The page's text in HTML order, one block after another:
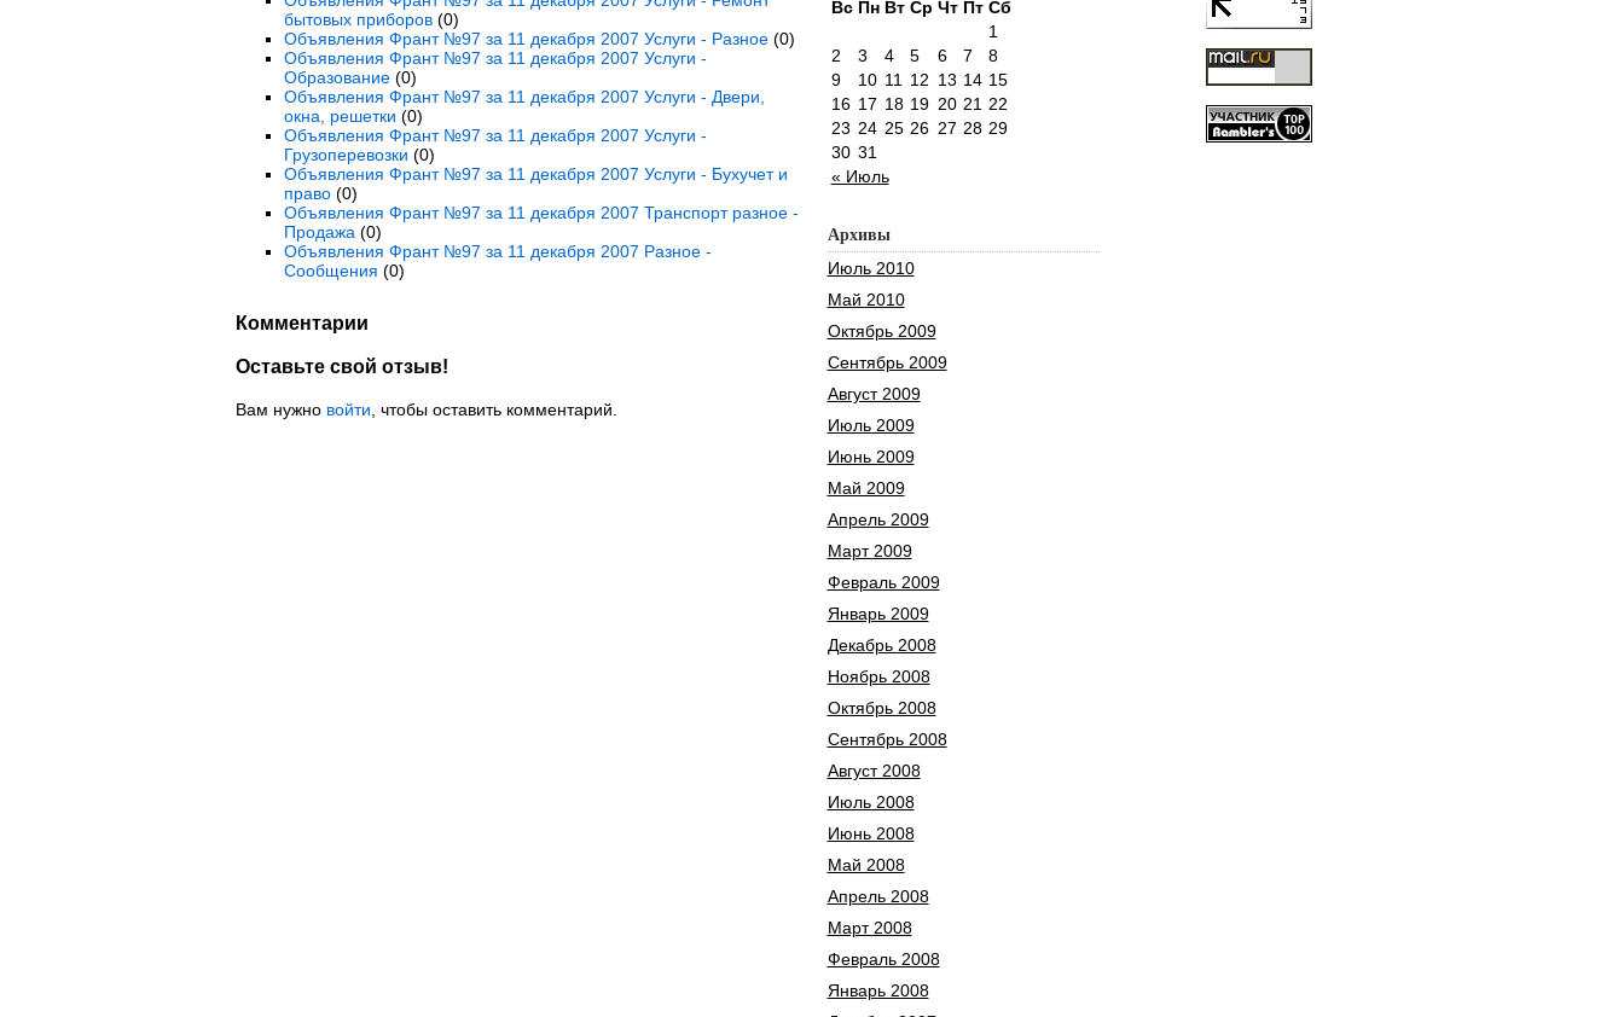
бытовых приборов(0)
Объявления Франт №97 за 11 декабря 2007 Услуги - Разное(0)
Объявления Франт №97 за 11 декабря 2007 Услуги -
Образование(0)
Объявления Франт №97 за 11 декабря 2007 Услуги - Двери,
окна, решетки (0)
Объявления Франт №97 за 11 декабря 2007 Услуги -
Грузоперевозки (0)
Объявления Франт №97 за 11 декабря 2007 Услуги - Бухучет и
право(0)
Объявления Франт №97 за 11 декабря 2007 Транспорт разное -
Продажа (0)
Объявления Франт №97 за 11 декабря 2007 Разное -
Сообщения (0)
Комментарии
Оставьте свой отзыв!
Вам нужно войти , чтобы оставить комментарий.
Вс Пн Вт Ср Чт Пт Сб
« Июль
1
2
3 4 5 6 7
8
9
10 11 12 13 14 15
16 17 18 19 20 21 22
23 24 25 26 27 28 29
30 31
Архивы
Июль 2010
Май 2010
Октябрь 2009
Сентябрь 2009
Август 2009
Июль 2009
Июнь 2009
Май 2009
Апрель 2009
Март 2009
Февраль 2009
Январь 2009
Декабрь 2008
Ноябрь 2008
Октябрь 2008
Сентябрь 2008
Август 2008
Июль 2008
Июнь 2008
Май 2008
Апрель 2008
Март 2008
Февраль 2008
Январь 2008